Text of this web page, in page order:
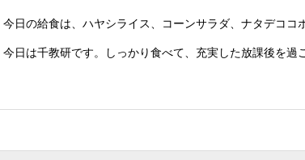
今日の給食は、ハヤシライス、コーンサラダ、ナタデココ
今日は千教研です。しっかり食べて、充実した放課後を過